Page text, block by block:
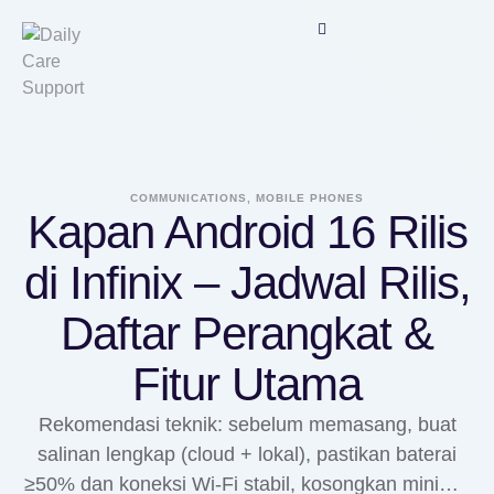
COMMUNICATIONS, MOBILE PHONES
Kapan Android 16 Rilis
di Infinix – Jadwal Rilis,
Daftar Perangkat &
Fitur Utama
Rekomendasi teknik: sebelum memasang, buat
salinan lengkap (cloud + lokal), pastikan baterai
≥50% dan koneksi Wi‑Fi stabil, kosongkan minimal